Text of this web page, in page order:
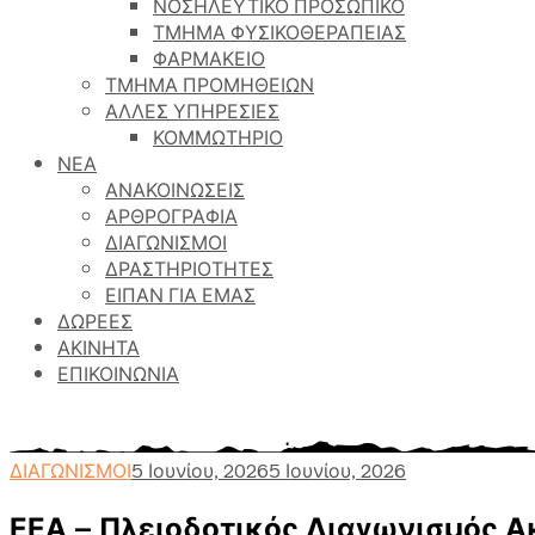
ΤΜΗΜΑ ΦΥΣΙΚΟΘΕΡΑΠΕΙΑΣ
ΦΑΡΜΑΚΕΙΟ
ΤΜΗΜΑ ΠΡΟΜΗΘΕΙΩΝ
ΑΛΛΕΣ ΥΠΗΡΕΣΙΕΣ
ΚΟΜΜΩΤΗΡΙΟ
ΝΕΑ
ΑΝΑΚΟΙΝΩΣΕΙΣ
ΑΡΘΡΟΓΡΑΦΙΑ
ΔΙΑΓΩΝΙΣΜΟΙ
ΔΡΑΣΤΗΡΙΟΤΗΤΕΣ
ΕΙΠΑΝ ΓΙΑ ΕΜΑΣ
ΔΩΡΕΕΣ
ΑΚΙΝΗΤΑ
ΕΠΙΚΟΙΝΩΝΙΑ
ΔΙΑΓΩΝΙΣΜΟΙ5 Ιουνίου, 20265 Ιουνίου, 2026
ΕΕΑ – Πλειοδοτικός Διαγωνισμός